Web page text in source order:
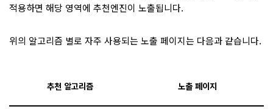
적용하면 해당 영역에 추천엔진이 노출됩니다.
위의 알고리즘 별로 자주 사용되는 노출 페이지는 다음과 같습니다.
추천 알고리즘 노출 페이지